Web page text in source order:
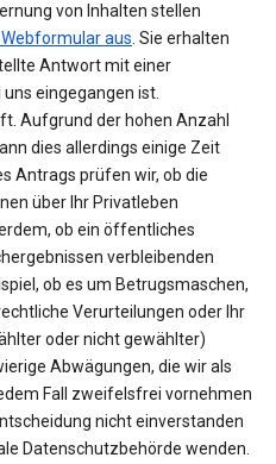
von Inhalten stellen
aus . Sie erhalten
Antwort mit einer
eingegangen ist.
Aufgrund der hohen Anzahl
dies allerdings einige Zeit
Antrags prüfen wir, ob die
über Ihr Privatleben
ob ein öffentliches
verbleibenden
ob es um Betrugsmaschen,
Verurteilungen oder Ihr
oder nicht gewählter)
Abwägungen, die wir als
Fall zweifelsfrei vornehmen
nicht einverstanden
Datenschutzbehörde wenden.